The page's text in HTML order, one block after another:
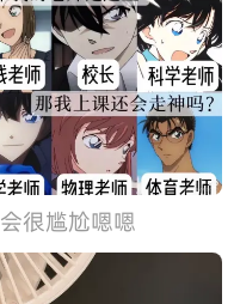
会很尴尬嗯嗯